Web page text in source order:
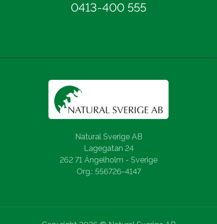
0413-400 555
Natural Sverige AB
Lagegatan 24
262 71 Ängelholm - Sverige
Org.: 556726-4147